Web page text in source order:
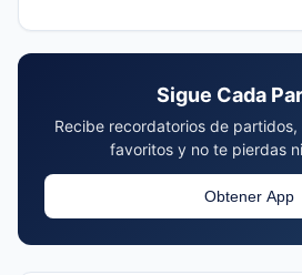
Sigue Cada
Recibe recordatorios de
favoritos y no te pierdas
Obtener App